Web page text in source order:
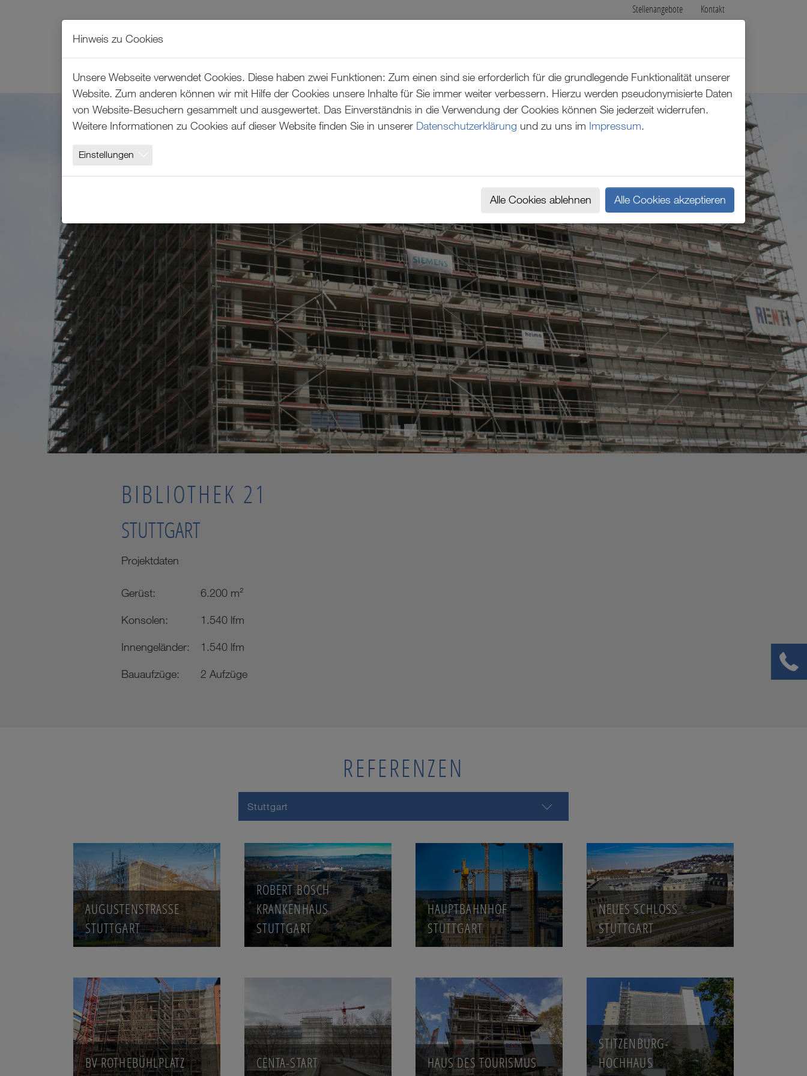
Zum Hauptinhalt springen
Stellenangebote Kontakt
BIBLIOTHEK 21
STUTTGART
Projektdaten
Gerüst: 6.200 m²
Konsolen: 1.540 lfm
Innengeländer: 1.540 lfm
Bauaufzüge: 2 Aufzüge
REFERENZEN
Stuttgart
AUGUSTENSTRASSE
STUTTGART
ROBERT BOSCH
KRANKENHAUS
STUTTGART
HAUPTBAHNHOF
STUTTGART
NEUES SCHLOSS
STUTTGART
BV ROTHEBÜHLPLATZ CENTA-START HAUS DES TOURISMUS
STITZENBURG-
HOCHHAUS
Hinweis zu Cookies
Unsere Webseite verwendet Cookies. Diese haben zwei Funktionen: Zum einen sind sie erforderlich für die grundlegende Funktionalität unserer
Website. Zum anderen können wir mit Hilfe der Cookies unsere Inhalte für Sie immer weiter verbessern. Hierzu werden pseudonymisierte Daten
von Website-Besuchern gesammelt und ausgewertet. Das Einverständnis in die Verwendung der Cookies können Sie jederzeit widerrufen.
Weitere Informationen zu Cookies auf dieser Website finden Sie in unserer Datenschutzerklärung und zu uns im Impressum.
Einstellungen
Alle Cookies ablehnen Alle Cookies akzeptieren